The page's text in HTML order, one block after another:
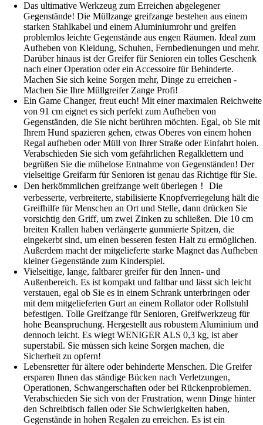
Das ultimative Werkzeug zum Erreichen abgelegener
Gegenstände! Die Müllzange greifzange bestehen aus einem
starken Stahlkabel und einem Aluminiumrohr und greifen
problemlos leichte Gegenstände aus engen Räumen. Ideal zum
Aufheben von Kleidung, Schuhen, Fernbedienungen und mehr.
Darüber hinaus ist der Greifer für Senioren ein tolles Geschenk
nach einer Operation oder ein Accessoire für Behinderte.
Machen Sie sich keine Sorgen mehr, Dinge zu erreichen -
Machen Sie Ihre Müllgreifer Zange Profi!
Ein Game Changer, freut euch! Mit einer maximalen Reichweite
von 91 cm eignet es sich perfekt zum Aufheben von
Gegenständen, die Sie nicht berühren möchten. Egal, ob Sie mit
Ihrem Hund spazieren gehen, etwas Oberes von einem hohen
Regal aufheben oder Müll von Ihrer Straße oder Einfahrt holen.
Verabschieden Sie sich vom gefährlichen Regalklettern und
begrüßen Sie die mühelose Entnahme von Gegenständen! Der
vielseitige Greifarm für Senioren ist genau das Richtige für Sie.
Den herkömmlichen greifzange weit überlegen！ Die
verbesserte, verbreiterte, stabilisierte Knopfverriegelung hält die
Greifhilfe für Menschen an Ort und Stelle, dann drücken Sie
vorsichtig den Griff, um zwei Zinken zu schließen. Die 10 cm
breiten Krallen haben verlängerte gummierte Spitzen, die
eingekerbt sind, um einen besseren festen Halt zu ermöglichen.
Außerdem macht der mitgelieferte starke Magnet das Aufheben
kleiner Gegenstände zum Kinderspiel.
Vielseitige, lange, faltbarer greifer für den Innen- und
Außenbereich. Es ist kompakt und faltbar und lässt sich leicht
verstauen, egal ob Sie es in einem Schrank unterbringen oder
mit dem mitgelieferten Gurt an einem Rollator oder Rollstuhl
befestigen. Tolle Greifzange für Senioren, Greifwerkzeug für
hohe Beanspruchung. Hergestellt aus robustem Aluminium und
dennoch leicht. Es wiegt WENIGER ALS 0,3 kg, ist aber
superstabil. Sie müssen sich keine Sorgen machen, die
Sicherheit zu opfern!
Lebensretter für ältere oder behinderte Menschen. Die Greifer
ersparen Ihnen das ständige Bücken nach Verletzungen,
Operationen, Schwangerschaften oder bei Rückenproblemen.
Verabschieden Sie sich von der Frustration, wenn Dinge hinter
den Schreibtisch fallen oder Sie Schwierigkeiten haben,
Gegenstände in hohen Regalen zu erreichen. Es ist ein